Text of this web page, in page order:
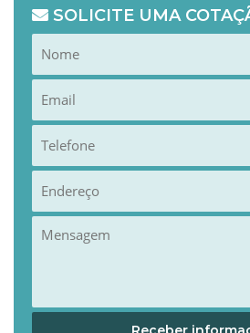
SOLICITE UMA